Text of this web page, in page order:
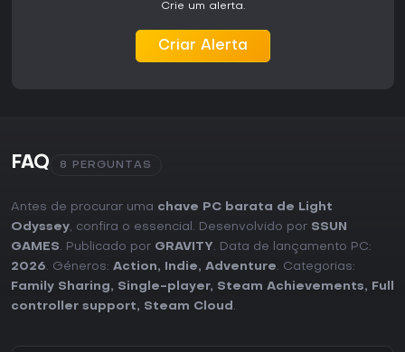
Crie um alerta.
Criar Alerta
FAQ 8 PERGUNTAS
Antes de procurar uma chave PC barata de Light
Odyssey, confira o essencial. Desenvolvido por SSUN
GAMES. Publicado por GRAVITY. Data de lançamento PC:
2026. Géneros: Action, Indie, Adventure. Categorias:
Family Sharing, Single-player, Steam Achievements,
Full
controller support, Steam Cloud .